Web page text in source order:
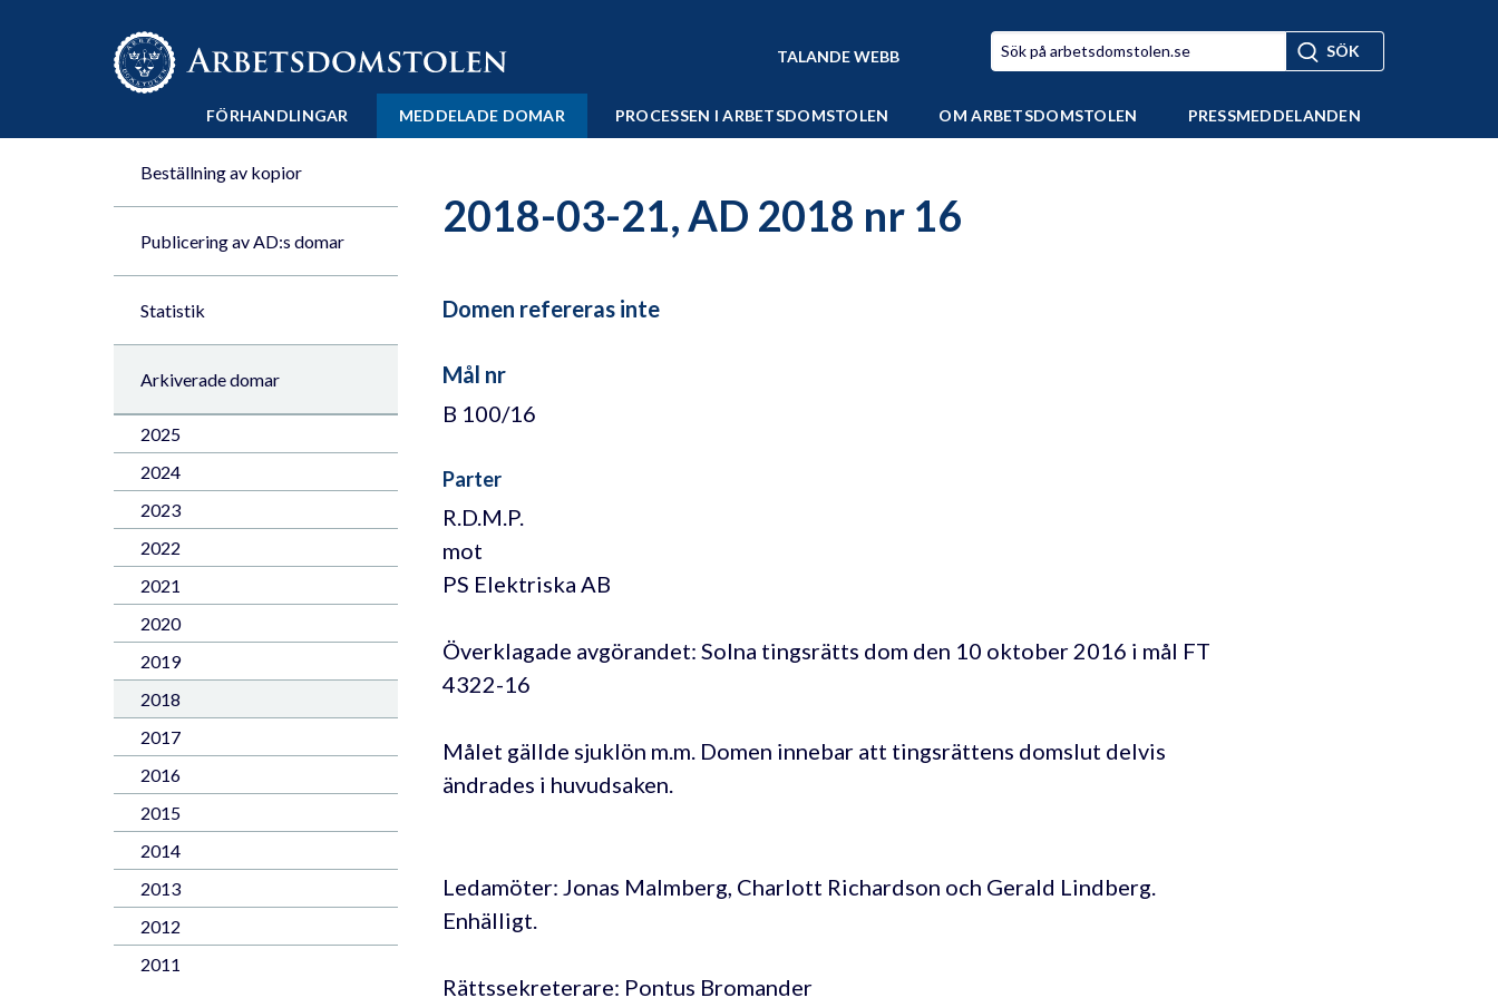
Till innehåll på sidan x
TALANDE WEBB
FÖRHANDLINGAR MEDDELADE DOMAR PROCESSEN I ARBETSDOMSTOLEN OM ARBETSDOMSTOLEN PRESSMEDDELANDEN
Beställning av kopior
Publicering av AD:s domar
Statistik
Arkiverade domar
2025
2024
2023
2022
2021
2020
2019
2018
2017
2016
2015
2014
2013
2012
2011
2018-03-21, AD 2018 nr 16
Domen refereras inte
Mål nr
B 100/16
Parter
R.D.M.P.
mot
PS Elektriska AB
Överklagade avgörandet: Solna tingsrätts dom den 10 oktober 2016 i mål FT
4322-16
Målet gällde sjuklön m.m. Domen innebar att tingsrättens domslut delvis
ändrades i huvudsaken.
Ledamöter: Jonas Malmberg, Charlott Richardson och Gerald Lindberg.
Enhälligt.
Rättssekreterare: Pontus Bromander